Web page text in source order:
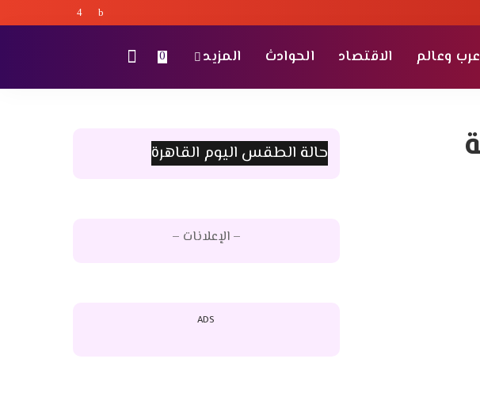
عرب وعالم الاقتصاد الحوادث المزيد 0
حالة الطقس اليوم القاهرة
– الإعلانات –
ADS